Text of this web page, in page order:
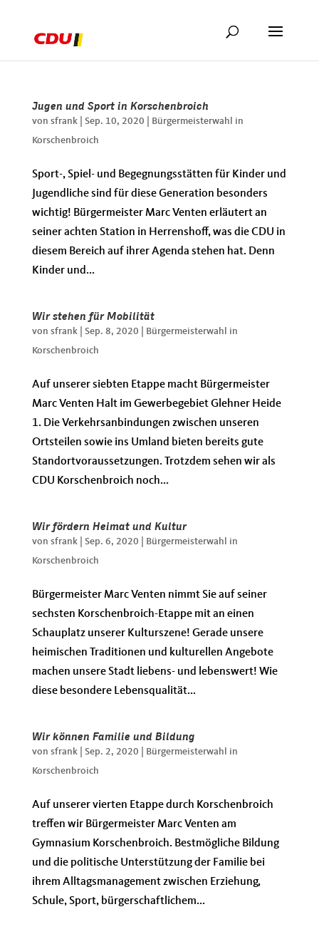
Jugen und Sport in Korschenbroich
von sfrank| Sep. 10, 2020
Bürgermeisterwahl in
Korschenbroich
Sport-, Spiel- und Begegnungsstätten für Kinder und
Jugendliche sind für diese Generation besonders
wichtig! Bürgermeister Marc Venten erläutert an
seiner achten Station in Herrenshoff, was die CDU in
diesem Bereich auf ihrer Agenda stehen hat. Denn
Kinder und...
Wir stehen für Mobilität
von sfrank| Sep. 8, 2020
Bürgermeisterwahl in
Korschenbroich
​Auf unserer siebten Etappe macht Bürgermeister
Marc Venten Halt im Gewerbegebiet Glehner Heide
1. Die Verkehrsanbindungen zwischen unseren
Ortsteilen sowie ins Umland bieten bereits gute
Standortvoraussetzungen. Trotzdem sehen wir als
CDU Korschenbroich noch...
Wir fördern Heimat und Kultur
von sfrank| Sep. 6, 2020
Bürgermeisterwahl in
Korschenbroich
Bürgermeister Marc Venten nimmt Sie auf seiner
sechsten Korschenbroich-Etappe mit an einen
Schauplatz unserer Kulturszene! Gerade unsere
heimischen Traditionen und kulturellen Angebote
machen unsere Stadt liebens- und lebenswert! Wie
diese besondere Lebensqualität...
Wir können Familie und Bildung
von sfrank| Sep. 2, 2020
Bürgermeisterwahl in
Korschenbroich
Auf unserer vierten Etappe durch Korschenbroich
treffen wir Bürgermeister Marc Venten am
Gymnasium Korschenbroich. Bestmögliche Bildung
und die politische Unterstützung der Familie bei
ihrem Alltagsmanagement zwischen Erziehung,
Schule, Sport, bürgerschaftlichem...